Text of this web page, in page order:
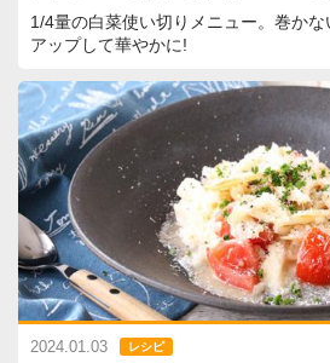
1/4量の白菜使い切りメニュー。巻か
アップして華やかに!
2024.01.03 レシピ